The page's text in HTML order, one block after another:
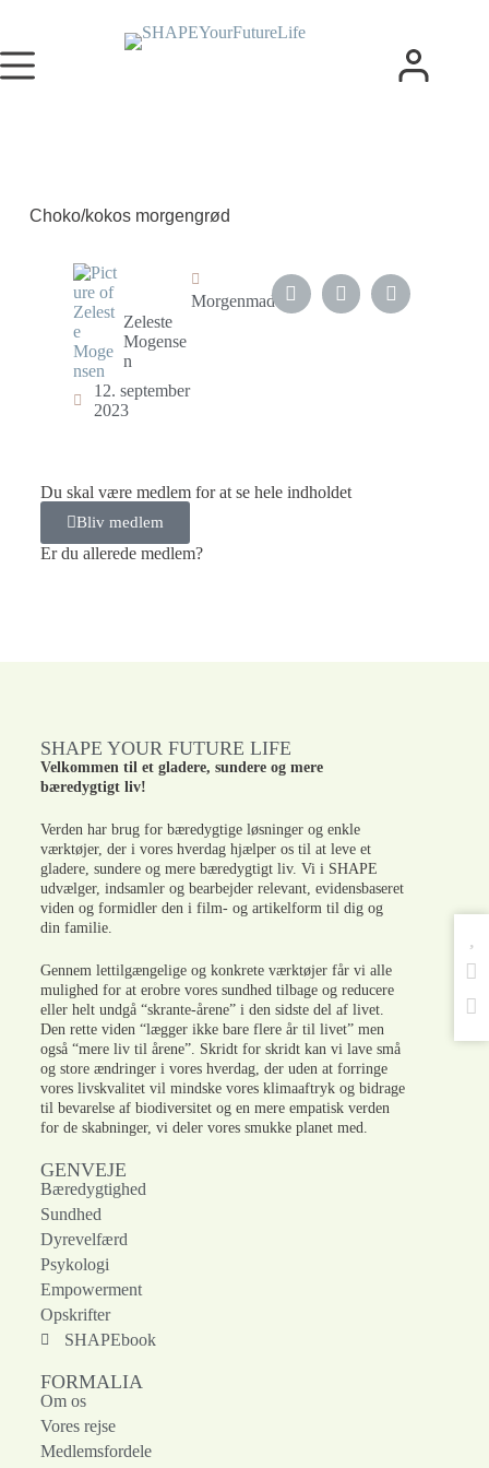
Choko/kokos morgengrød
Zeleste
Mogense
n
12. september
2023
Morgenmad
Du skal være medlem for at se hele indholdet
Bliv medlem
Er du allerede medlem?
SHAPE YOUR FUTURE LIFE
Velkommen til et gladere, sundere og mere
bæredygtigt liv!
Verden har brug for bæredygtige løsninger og enkle
værktøjer, der i vores hverdag hjælper os til at leve et
gladere, sundere og mere bæredygtigt liv. Vi i SHAPE
udvælger, indsamler og bearbejder relevant, evidensbaseret
viden og formidler den i film- og artikelform til dig og
din familie.
Gennem lettilgængelige og konkrete værktøjer får vi alle
mulighed for at erobre vores sundhed tilbage og reducere
eller helt undgå “skrante-årene” i den sidste del af livet.
Den rette viden “lægger ikke bare flere år til livet” men
også “mere liv til årene”. Skridt for skridt kan vi lave små
og store ændringer i vores hverdag, der uden at forringe
vores livskvalitet vil mindske vores klimaaftryk og bidrage
til bevarelse af biodiversitet og en mere empatisk verden
for de skabninger, vi deler vores smukke planet med.
GENVEJE
Bæredygtighed
Sundhed
Dyrevelfærd
Psykologi
Empowerment
Opskrifter
SHAPEbook
FORMALIA
Om os
Vores rejse
Medlemsfordele